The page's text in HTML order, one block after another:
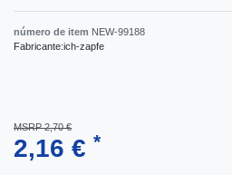
número de item NEW-99188
Fabricante:ich-zapfe
MSRP 2,70 €
2,16 € *